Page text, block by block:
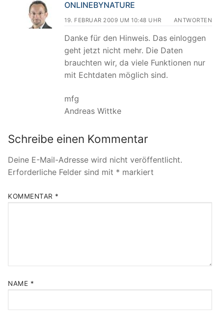
ONLINEBYNATURE
19. FEBRUAR 2009 UM 10:48 UHR ANTWORTEN
Danke für den Hinweis. Das einloggen
geht jetzt nicht mehr. Die Daten
brauchten wir, da viele Funktionen nur
mit Echtdaten möglich sind.
mfg
Andreas Wittke
Schreibe einen Kommentar
Deine E-Mail-Adresse wird nicht veröffentlicht.
Erforderliche Felder sind mit * markiert
KOMMENTAR *
NAME *